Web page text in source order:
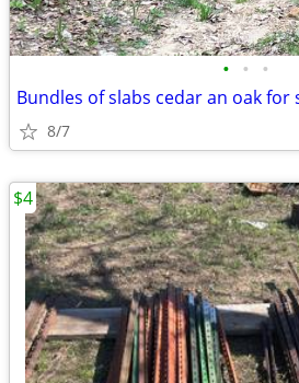
• • •
Bundles of slabs cedar an oak for
8/7
$4